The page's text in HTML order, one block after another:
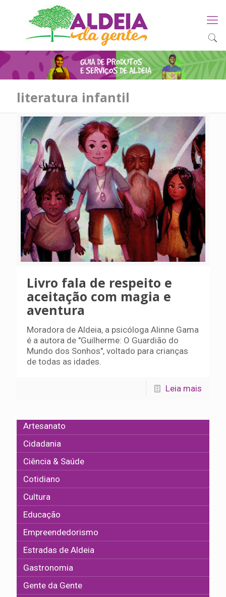
literatura infantil
Livro fala de respeito e
aceitação com magia e
aventura
Moradora de Aldeia, a psicóloga Alinne Gama
é a autora de "Guilherme: O Guardião do
Mundo dos Sonhos", voltado para crianças
de todas as idades.
Leia mais
Artesanato
Cidadania
Ciência & Saúde
Cotidiano
Cultura
Educação
Empreendedorismo
Estradas de Aldeia
Gastronomia
Gente da Gente